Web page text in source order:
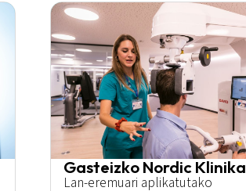
Gasteizko Nordic Klinika
Lan-eremuari aplikatutako